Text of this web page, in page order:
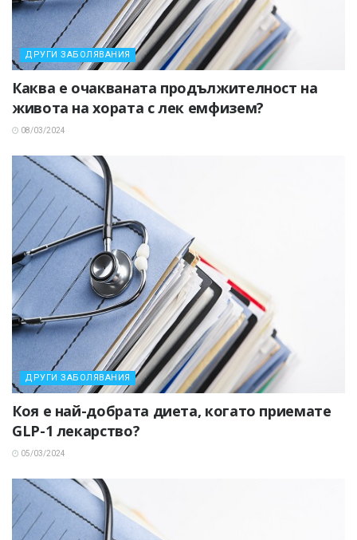
ДРУГИ ЗАБОЛЯВАНИЯ
Каква е очакваната продължителност на
живота на хората с лек емфизем?
08/03/2024
ДРУГИ ЗАБОЛЯВАНИЯ
Коя е най-добрата диета, когато приемате
GLP-1 лекарство?
05/03/2024